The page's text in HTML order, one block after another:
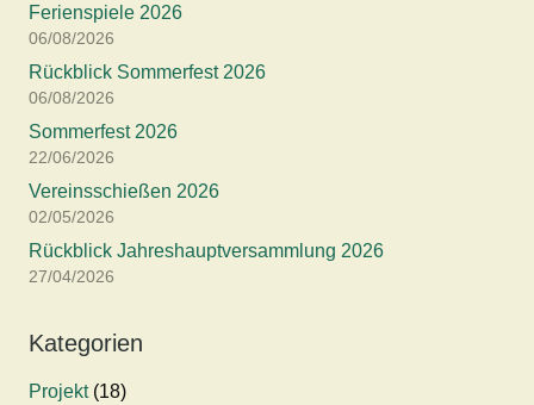
Ferienspiele 2026
06/08/2026
Rückblick Sommerfest 2026
06/08/2026
Sommerfest 2026
22/06/2026
Vereinsschießen 2026
02/05/2026
Rückblick Jahreshauptversammlung 2026
27/04/2026
Kategorien
Projekt(18)